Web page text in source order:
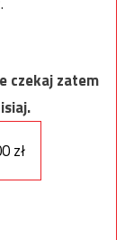
czekaj zatem
zł